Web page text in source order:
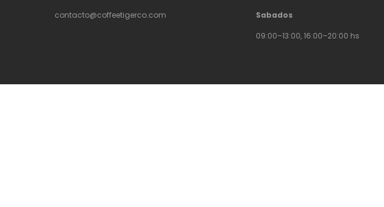
contacto@coffeetigerco.com
Sabados
09:00–13:00, 16:00–20:00 hs